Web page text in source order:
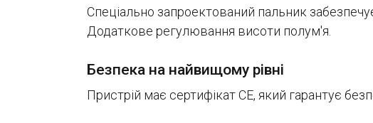
Спеціально запроектований пальник
Додаткове регулювання висоти полум'я.
Безпека на найвищому рівні
Пристрій має сертифікат СЕ, який гарантує